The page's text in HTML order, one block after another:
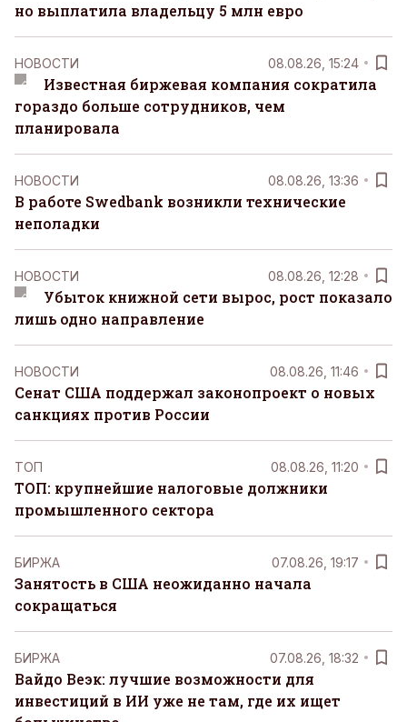
но выплатила владельцу 5 млн евро
НОВОСТИ 08.08.26, 15:24
Известная биржевая компания сократила
гораздо больше сотрудников, чем
планировала
НОВОСТИ 08.08.26, 13:36
В работе Swedbank возникли технические
неполадки
НОВОСТИ 08.08.26, 12:28
Убыток книжной сети вырос, рост показало
лишь одно направление
НОВОСТИ 08.08.26, 11:46
Сенат США поддержал законопроект о новых
санкциях против России
ТОП 08.08.26, 11:20
ТОП: крупнейшие налоговые должники
промышленного сектора
БИРЖА 07.08.26, 19:17
Занятость в США неожиданно начала
сокращаться
БИРЖА 07.08.26, 18:32
Вайдо Веэк: лучшие возможности для
инвестиций в ИИ уже не там, где их ищет